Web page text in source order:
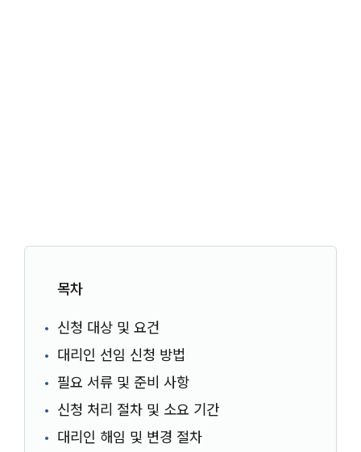
목차
신청 대상 및 요건
대리인 선임 신청 방법
필요 서류 및 준비 사항
신청 처리 절차 및 소요 기간
대리인 해임 및 변경 절차